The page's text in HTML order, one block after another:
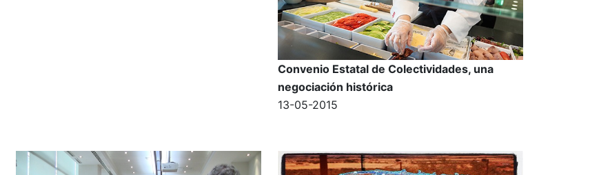
Convenio Estatal de Colectividades, una
negociación histórica
13-05-2015